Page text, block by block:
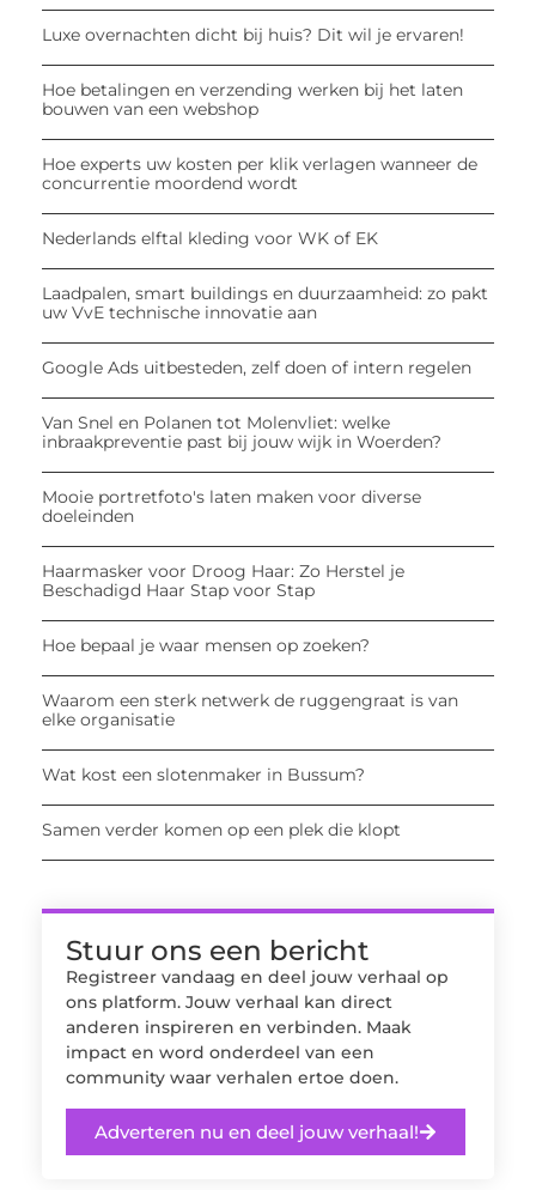
Luxe overnachten dicht bij huis? Dit wil je ervaren!
Hoe betalingen en verzending werken bij het laten
bouwen van een webshop
Hoe experts uw kosten per klik verlagen wanneer de
concurrentie moordend wordt
Nederlands elftal kleding voor WK of EK
Laadpalen, smart buildings en duurzaamheid: zo pakt
uw VvE technische innovatie aan
Google Ads uitbesteden, zelf doen of intern regelen
Van Snel en Polanen tot Molenvliet: welke
inbraakpreventie past bij jouw wijk in Woerden?
Mooie portretfoto's laten maken voor diverse
doeleinden
Haarmasker voor Droog Haar: Zo Herstel je
Beschadigd Haar Stap voor Stap
Hoe bepaal je waar mensen op zoeken?
Waarom een sterk netwerk de ruggengraat is van
elke organisatie
Wat kost een slotenmaker in Bussum?
Samen verder komen op een plek die klopt
Stuur ons een bericht
Registreer vandaag en deel jouw verhaal op
ons platform. Jouw verhaal kan direct
anderen inspireren en verbinden. Maak
impact en word onderdeel van een
community waar verhalen ertoe doen.
Adverteren nu en deel jouw verhaal!